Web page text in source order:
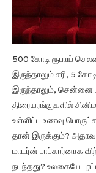
500 கோடி ரூபாய்
இருந்தாலும் சரி, 5
இருந்தாலும், சென்னை
திரையரங்குகளில்
உள்ளிட்ட உணவு
தான் இருக்கும்?
மாடர்ன் பாப்கார்னாக
நடந்தது? உலகையே